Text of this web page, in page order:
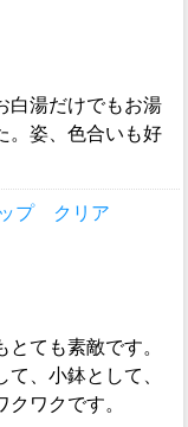
白湯だけでもお湯
。姿、色合いも好
プ クリア
ても素敵です。
、小鉢として、
ワクです。